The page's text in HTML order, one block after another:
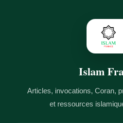
Islam
Articles, invocations, Coran,
et ressources